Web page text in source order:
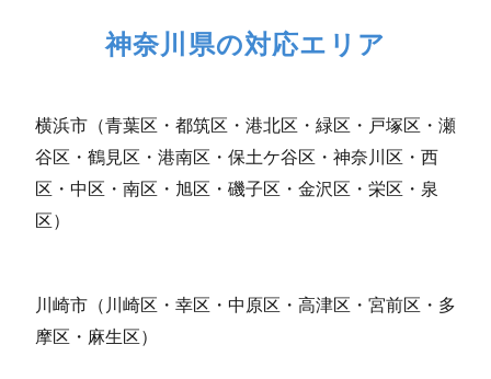
神奈川県の対応エリア
横浜市（青葉区・都筑区・港北区・緑区・戸塚区・瀬
谷区・鶴見区・港南区・保土ケ谷区・神奈川区・西
区・中区・南区・旭区・磯子区・金沢区・栄区・泉
区）
川崎市（川崎区・幸区・中原区・高津区・宮前区・多
摩区・麻生区）